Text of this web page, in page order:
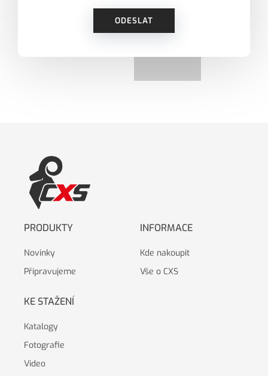
ODESLAT
PRODUKTY
Novinky
Připravujeme
INFORMACE
Kde nakoupit
Vše o CXS
KE STAŽENÍ
Katalogy
Fotografie
Video